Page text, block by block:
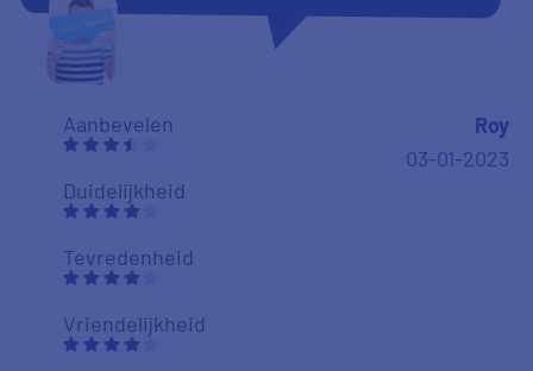
Aanbevelen
Duidelijkheid
Tevredenheid
Vriendelijkheid
Roy
03-01-2023